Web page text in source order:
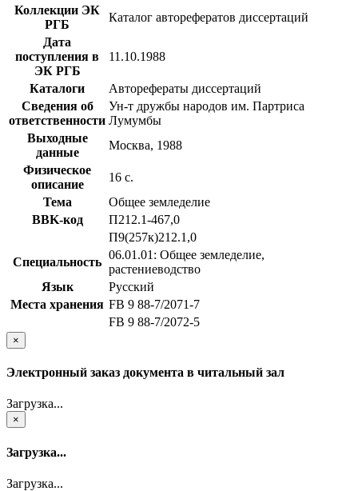
Коллекции ЭК
РГБ
Каталог авторефератов диссертаций
Дата
поступления в
ЭК РГБ
11.10.1988
Каталоги
Авторефераты диссертаций
Сведения об
ответственности
Ун-т дружбы народов им. Партриса
Лумумбы
Выходные
данные
Москва, 1988
Физическое
описание
16 с.
Тема
Общее земледелие
BBK-код
П212.1-467,0
П9(257к)212.1,0
Специальность
06.01.01: Общее земледелие,
растениеводство
Язык
Русский
Места хранения FB 9 88-7/2071-7
FB 9 88-7/2072-5
×
Электронный заказ документа в читальный зал
Загрузка...
×
Загрузка...
Загрузка...